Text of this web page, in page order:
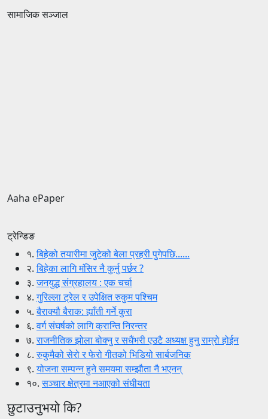
सामाजिक सञ्जाल
Aaha ePaper
ट्रेन्डिङ
१.बिहेको तयारीमा जुटेको बेला प्रहरी पुगेपछि......
२.बिहेका लागि मंसिर नै कुर्नु पर्छर ?
३.जनयुद्ध संग्रहालय : एक चर्चा
४.गुरिल्ला ट्रेल र उपेक्षित रुकुम पश्चिम
५.बैराक्यौ बैराक: ह्याँती गर्ने कुरा
६.वर्ग संघर्षको लागि क्रान्ति निरन्तर
७.राजनीतिक झोला बोक्नु र सधैंभरी एउटै अध्यक्ष हुनु राम्रो होईन
८.रुकुमैको सेरो र फेरो गीतको भिडियो सार्बजनिक
९.योजना सम्पन्न हुने समयमा सम्झौता नै भएनन्
१०.सञ्चार क्षेत्रमा नआएको संघीयता
छुटाउनुभयो कि?